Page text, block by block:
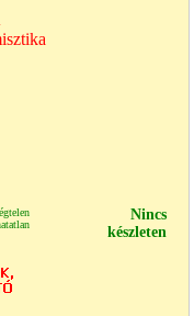
Nincs
készleten